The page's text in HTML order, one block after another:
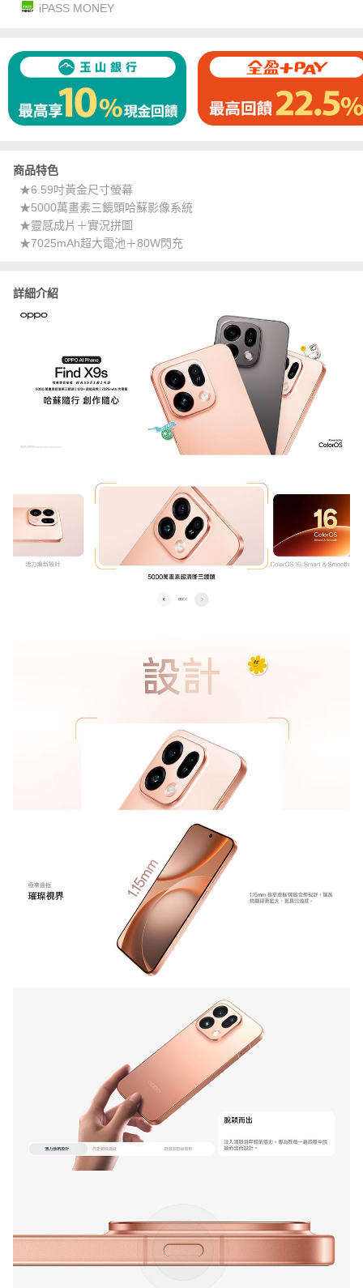
iPASS MONEY
商品特色
★6.59吋黃金尺寸螢幕
★5000萬畫素三鏡頭哈蘇影像系統
★靈感成片＋實況拼圖
★7025mAh超大電池＋80W閃充
詳細介紹